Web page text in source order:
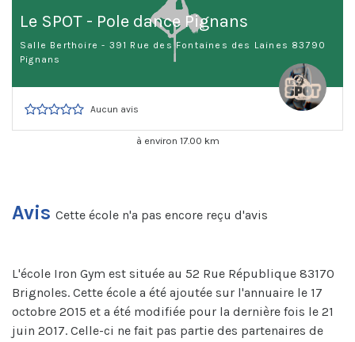
Le SPOT - Pole dance Pignans
Salle Berthoire - 391 Rue des Fontaines des Laines 83790
Pignans
Aucun avis
à environ 17.00 km
Avis Cette école n'a pas encore reçu d'avis
L'école Iron Gym est située au 52 Rue République 83170
Brignoles. Cette école a été ajoutée sur l'annuaire le 17
octobre 2015 et a été modifiée pour la dernière fois le 21
juin 2017. Celle-ci ne fait pas partie des partenaires de